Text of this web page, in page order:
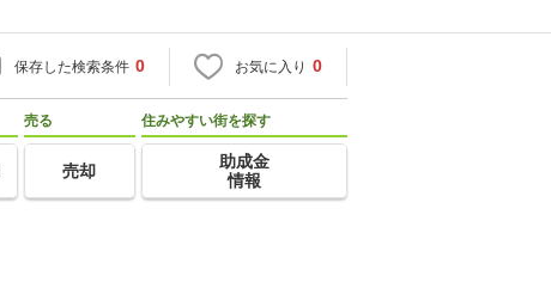
保存した検索条件 0 お気に入り 0
売る
売却
住みやすい街を探す
助成金
情報